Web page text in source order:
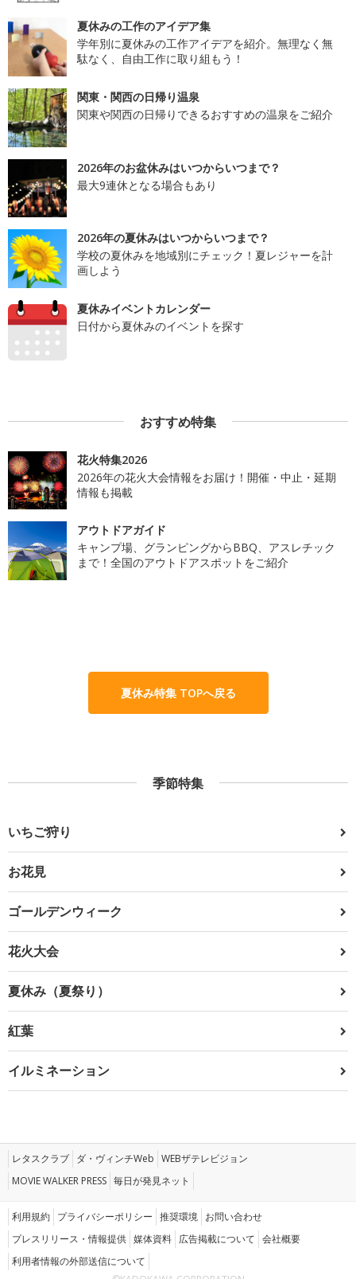
夏休みの工作のアイデア集
学年別に夏休みの工作アイデアを紹介。無理なく無
駄なく、自由工作に取り組もう！
関東・関西の日帰り温泉
関東や関西の日帰りできるおすすめの温泉をご紹介
2026年のお盆休みはいつからいつまで？
最大9連休となる場合もあり
2026年の夏休みはいつからいつまで？
学校の夏休みを地域別にチェック！夏レジャーを計
画しよう
夏休みイベントカレンダー
日付から夏休みのイベントを探す
おすすめ特集
花火特集2026
2026年の花火大会情報をお届け！開催・中止・延期
情報も掲載
アウトドアガイド
キャンプ場、グランピングからBBQ、アスレチック
まで！全国のアウトドアスポットをご紹介
夏休み特集 TOPへ戻る
季節特集
いちご狩り
お花見
ゴールデンウィーク
花火大会
夏休み（夏祭り）
紅葉
イルミネーション
レタスクラブ ダ・ヴィンチWeb WEBザテレビジョン
MOVIE WALKER PRESS 毎日が発見ネット
利用規約 プライバシーポリシー 推奨環境 お問い合わせ
プレスリリース・情報提供 媒体資料 広告掲載について 会社概要
利用者情報の外部送信について